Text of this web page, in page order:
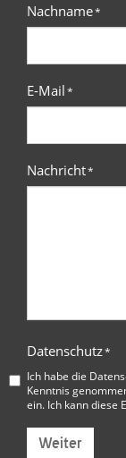
Nachname*
E-Mail*
Nachricht*
Datenschutz*
Ich habe die
Kenntnis
ein. Ich kann diese
Weiter